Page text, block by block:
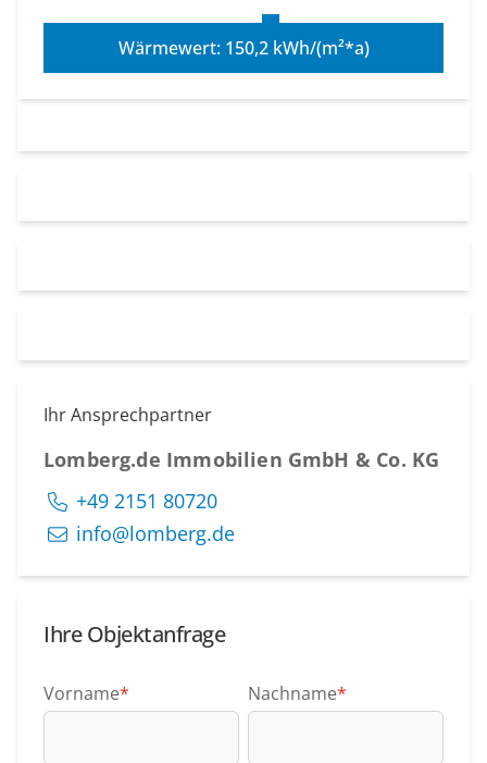
Wärmewert: 150,2 kWh/(m²*a)
Ihr Ansprechpartner
Lomberg.de Immobilien GmbH & Co. KG
+49 2151 80720
info@lomberg.de
Ihre Objektanfrage
Vorname* Nachname*